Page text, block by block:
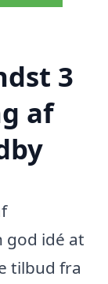
3
af
god idé at
tilbud fra